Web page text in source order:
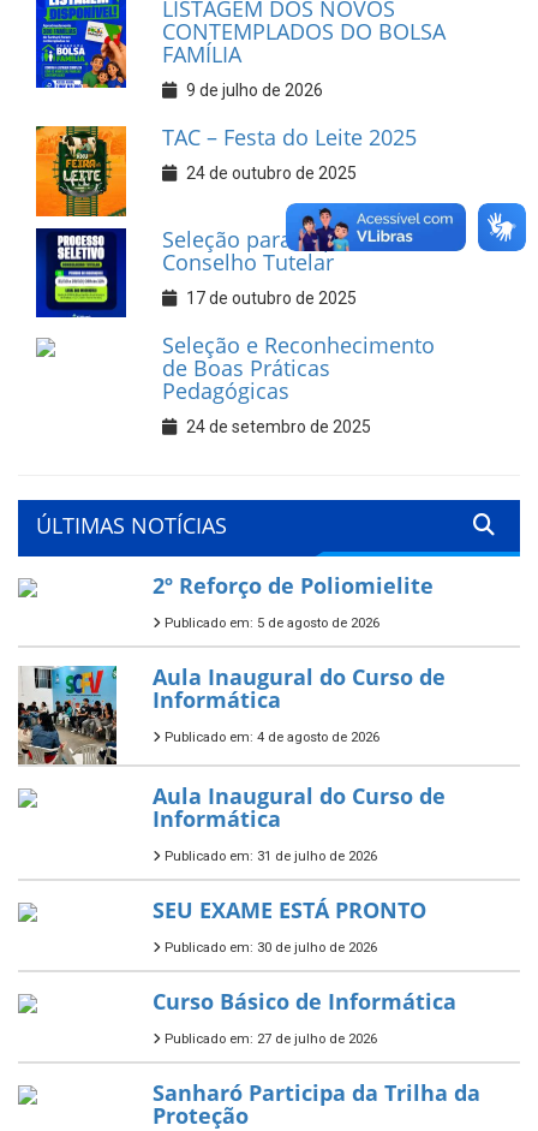
LISTAGEM DOS NOVOS
CONTEMPLADOS DO BOLSA
FAMÍLIA
9 de julho de 2026
TAC – Festa do Leite 2025
24 de outubro de 2025
Seleção para Suplentes do
Conselho Tutelar
17 de outubro de 2025
Seleção e Reconhecimento
de Boas Práticas
Pedagógicas
24 de setembro de 2025
ÚLTIMAS NOTÍCIAS
2º Reforço de Poliomielite
Publicado em: 5 de agosto de 2026
Aula Inaugural do Curso de
Informática
Publicado em: 4 de agosto de 2026
Aula Inaugural do Curso de
Informática
Publicado em: 31 de julho de 2026
SEU EXAME ESTÁ PRONTO
Publicado em: 30 de julho de 2026
Curso Básico de Informática
Publicado em: 27 de julho de 2026
Sanharó Participa da Trilha da
Proteção